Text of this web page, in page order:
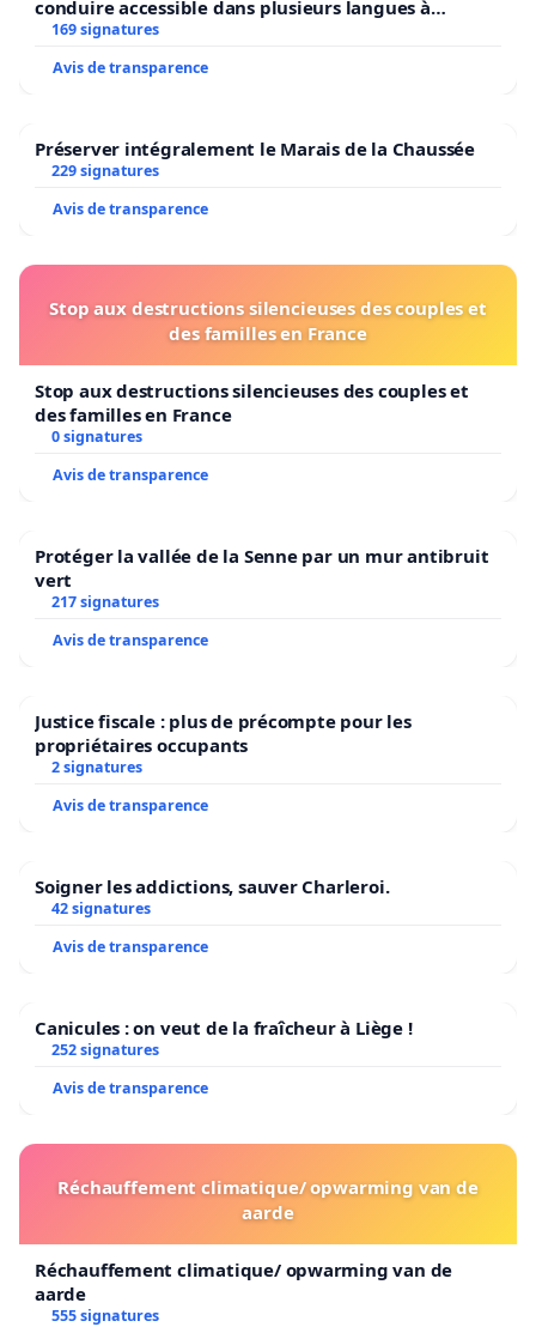
conduire accessible dans plusieurs langues à
Bruxelles
169 signatures
Avis de transparence
Préserver intégralement le Marais de la Chaussée
229 signatures
Avis de transparence
Stop aux destructions silencieuses des couples et
des familles en France
Stop aux destructions silencieuses des couples et
des familles en France
0 signatures
Avis de transparence
Protéger la vallée de la Senne par un mur antibruit
vert
217 signatures
Avis de transparence
Justice fiscale : plus de précompte pour les
propriétaires occupants
2 signatures
Avis de transparence
Soigner les addictions, sauver Charleroi.
42 signatures
Avis de transparence
Canicules : on veut de la fraîcheur à Liège !
252 signatures
Avis de transparence
Réchauffement climatique/ opwarming van de
aarde
Réchauffement climatique/ opwarming van de
aarde
555 signatures